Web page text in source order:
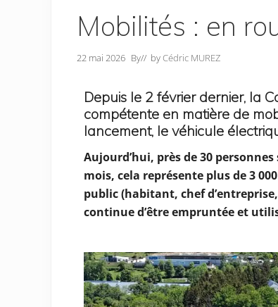
Mobilités : en
22 mai 2026 By// byCédric MUREZ
Depuis le 2 février dernier, la
compétente en matière de
lancement, le véhicule
Aujourd’hui, près de 30
mois, cela représente plus de 3
public (habitant, chef
continue d’être empruntée et